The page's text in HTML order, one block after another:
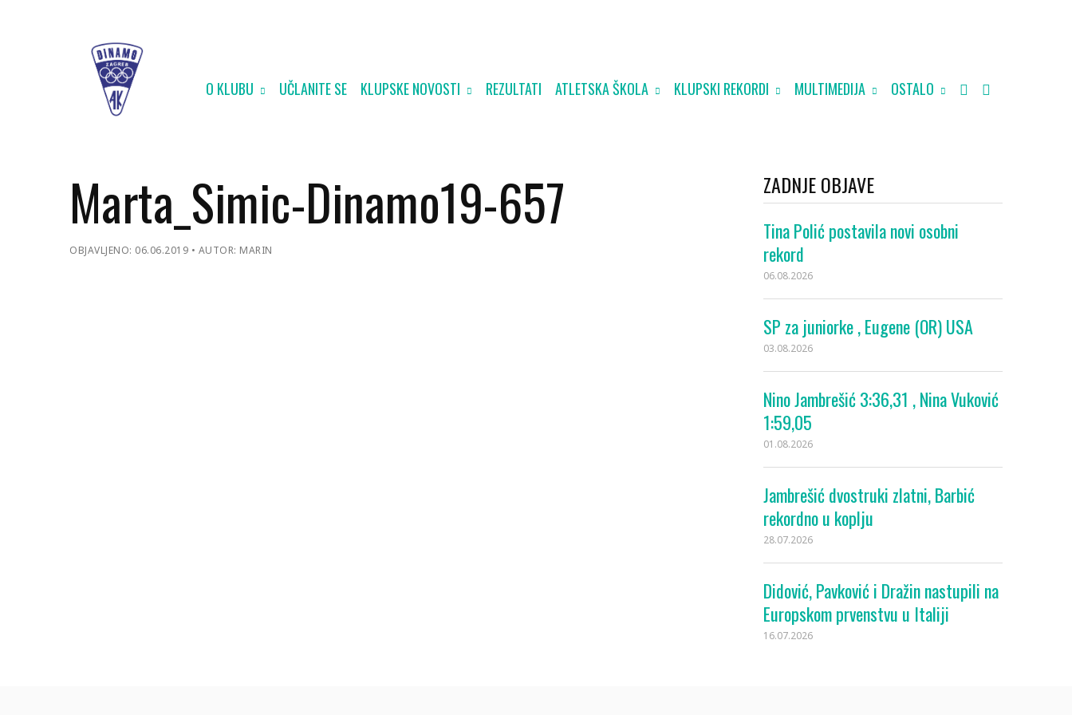
O KLUBU UČLANITE SE KLUPSKE NOVOSTI REZULTATI ATLETSKA ŠKOLA KLUPSKI REKORDI MULTIMEDIJA OSTALO
Marta_Simic-Dinamo19-657
OBJAVLJENO: 06.06.2019 AUTOR: MARIN
ZADNJE OBJAVE
Tina Polić postavila novi osobni
rekord
06.08.2026
SP za juniorke , Eugene (OR) USA
03.08.2026
Nino Jambrešić 3:36,31 , Nina Vuković
1:59,05
01.08.2026
Jambrešić dvostruki zlatni, Barbić
rekordno u koplju
28.07.2026
Didović, Pavković i Dražin nastupili na
Europskom prvenstvu u Italiji
16.07.2026